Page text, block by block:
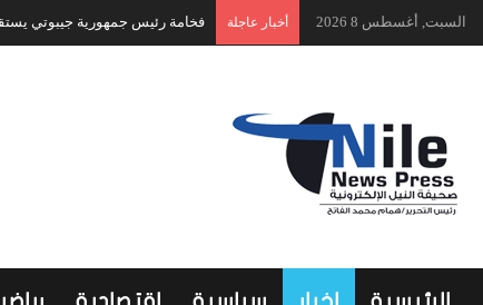
السبت, أغسطس 8 2026 أخبار عاجلة فخامة رئيس جمهورية جيبوتي